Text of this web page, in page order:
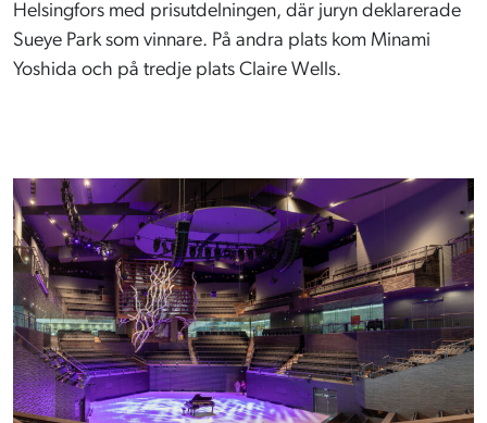
Helsingfors med prisutdelningen, där juryn deklarerade
Sueye Park som vinnare. På andra plats kom Minami
Yoshida och på tredje plats Claire Wells.